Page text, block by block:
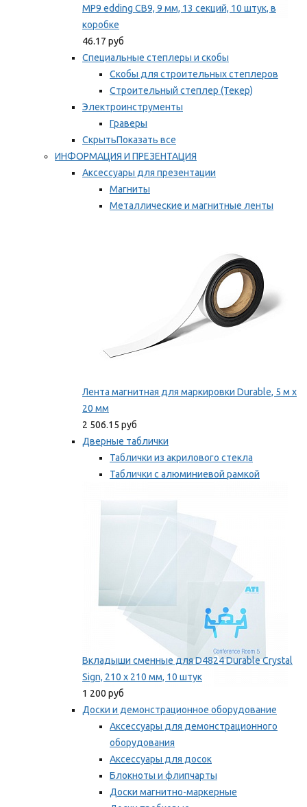
MP9 edding CB9, 9 мм, 13 секций, 10 штук, в
коробке
46.17 руб
Специальные степлеры и скобы
Скобы для строительных степлеров
Строительный степлер (Текер)
Электроинструменты
Граверы
СкрытьПоказать все
ИНФОРМАЦИЯ И ПРЕЗЕНТАЦИЯ
Аксессуары для презентации
Магниты
Металлические и магнитные ленты
Лента магнитная для маркировки Durable, 5 м х
20 мм
2 506.15 руб
Дверные таблички
Таблички из акрилового стекла
Таблички с алюминиевой рамкой
Вкладыши сменные для D4824 Durable Crystal
Sign, 210 x 210 мм, 10 штук
1 200 руб
Доски и демонстрационное оборудование
Аксессуары для демонстрационного
оборудования
Аксессуары для досок
Блокноты и флипчарты
Доски магнитно-маркерные